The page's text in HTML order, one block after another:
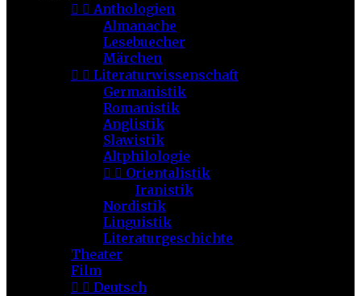
  Anthologien
Almanache
Lesebuecher
Märchen
  Literaturwissenschaft
Germanistik
Romanistik
Anglistik
Slawistik
Altphilologie
  Orientalistik
Iranistik
Nordistik
Linguistik
Literaturgeschichte
Theater
Film
  Deutsch